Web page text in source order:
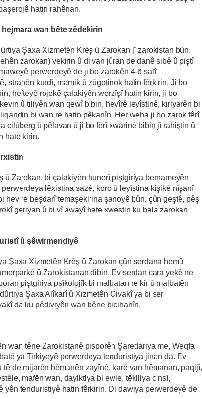
hatin rahênan.
wan bête zêdekirin
Şaxa Xizmetên Krêş û Zarokan jî zarokistan bûn.
zarokan) vekirin û di van jûran de danê sibê û piştî
perwerdeyê de ji bo zarokên 4-6 salî
stranên kurdî, mamik û zûgotinok hatin fêrkirin. Ji bo
hefteyê rojekê çalakiyên werzîşî hatin kirin, ji bo
û tiliyên wan qewî bibin, hevîrê leyîstinê, kiriyarên bi
bi wan re hatin pêkanîn. Her weha ji bo zarok fêrî
cilûberg û pêlavan û ji bo fêrî xwarinê bibin jî rahiştin û
hate kirin.
û Zarokan, bi çalakiyên hunerî piştgiriya bernameyên
lêxistina sazê, koro û leyîstina kişikê nîşanî
hev re beşdarî temaşekirina şanoyê bûn, çûn geştê, pêş
geriyan û bi vî awayî hate xwestin ku bala zarokan
û şêwirmendiyê
Şaxa Xizmetên Krêş û Zarokan çûn serdana hemû
û Zarokistanan dibin. Ev serdan cara yekê ne
piştgiriya psîkolojîk bi malbatan re kir û malbatên
Şaxa Alîkarî û Xizmetên Civakî ya bi ser
da ku pêdiviyên wan bêne bicihanîn.
wan têne Zarokistanê pisporên Şaredariya me, Weqfa
ya Tirkiyeyê perwerdeya tenduristiya jinan da. Ev
tê de mijarên hêmanên zayînê, karê van hêmanan, paqijî,
mafên wan, dayiktiya bi ewle, têkiliya cinsî,
yên tenduristiyê hatin fêrkirin. Di dawiya perwerdeyê de